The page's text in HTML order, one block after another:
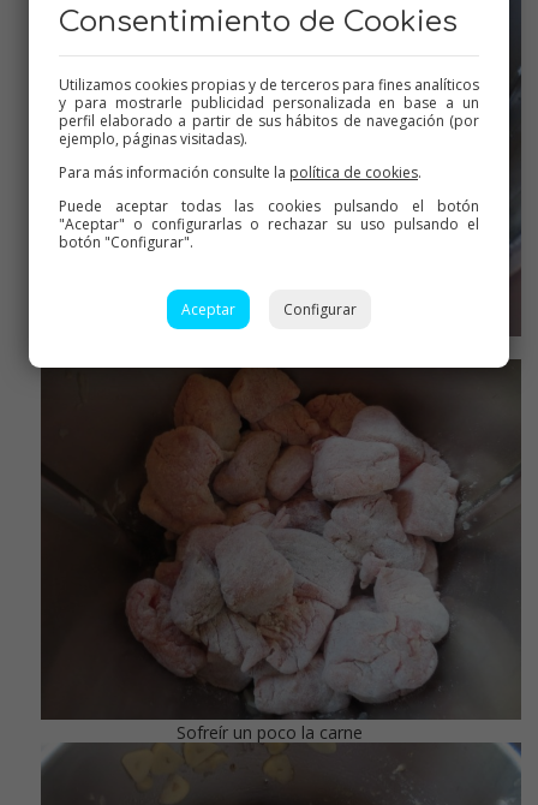
Sofreír un poco la carne
Consentimiento de Cookies
Utilizamos cookies propias y de terceros para fines analíticos
y para mostrarle publicidad personalizada en base a un
perfil elaborado a partir de sus hábitos de navegación (por
ejemplo, páginas visitadas).
Para más información consulte la política de cookies.
Puede aceptar todas las cookies pulsando el botón
"Aceptar" o configurarlas o rechazar su uso pulsando el
botón "Configurar".
Aceptar Configurar